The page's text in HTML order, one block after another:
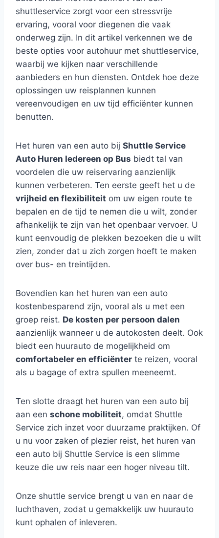
shuttleservice zorgt voor een stressvrije
ervaring, vooral voor diegenen die vaak
onderweg zijn. In dit artikel verkennen we de
beste opties voor autohuur met shuttleservice,
waarbij we kijken naar verschillende
aanbieders en hun diensten. Ontdek hoe deze
oplossingen uw reisplannen kunnen
vereenvoudigen en uw tijd efficiënter kunnen
benutten.
Het huren van een auto bij Shuttle Service
Auto Huren Iedereen op Bus biedt tal van
voordelen die uw reiservaring aanzienlijk
kunnen verbeteren. Ten eerste geeft het u de
vrijheid en flexibiliteit om uw eigen route te
bepalen en de tijd te nemen die u wilt, zonder
afhankelijk te zijn van het openbaar vervoer. U
kunt eenvoudig de plekken bezoeken die u wilt
zien, zonder dat u zich zorgen hoeft te maken
over bus- en treintijden.
Bovendien kan het huren van een auto
kostenbesparend zijn, vooral als u met een
groep reist. De kosten per persoon dalen
aanzienlijk wanneer u de autokosten deelt. Ook
biedt een huurauto de mogelijkheid om
comfortabeler en efficiënter te reizen, vooral
als u bagage of extra spullen meeneemt.
Ten slotte draagt het huren van een auto bij
aan een schone mobiliteit, omdat Shuttle
Service zich inzet voor duurzame praktijken. Of
u nu voor zaken of plezier reist, het huren van
een auto bij Shuttle Service is een slimme
keuze die uw reis naar een hoger niveau tilt.
Onze shuttle service brengt u van en naar de
luchthaven, zodat u gemakkelijk uw huurauto
kunt ophalen of inleveren.